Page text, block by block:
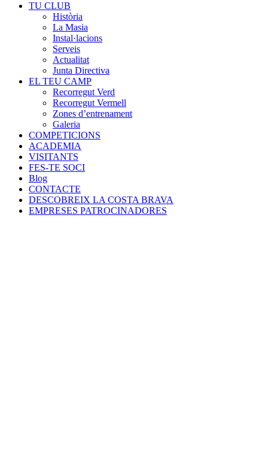
TU CLUB
Història
La Masia
Instal·lacions
Serveis
Actualitat
Junta Directiva
EL TEU CAMP
Recorregut Verd
Recorregut Vermell
Zones d’entrenament
Galeria
COMPETICIONS
ACADEMIA
VISITANTS
FES-TE SOCI
Blog
CONTACTE
DESCOBREIX LA COSTA BRAVA
EMPRESES PATROCINADORES